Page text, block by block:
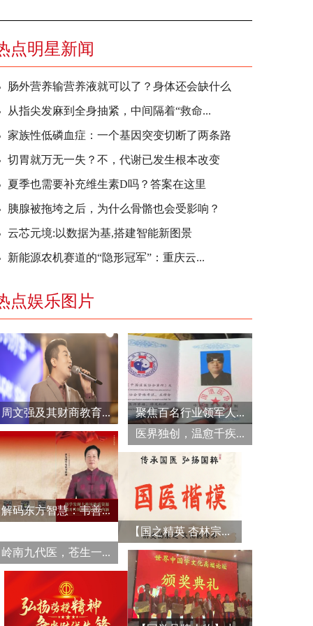
点明星新闻
肠外营养输营养液就可以了？身体还会缺什么
从指尖发麻到全身抽紧，中间隔着“救命...
家族性低磷血症：一个基因突变切断了两条路
切胃就万无一失？不，代谢已发生根本改变
夏季也需要补充维生素D吗？答案在这里
胰腺被拖垮之后，为什么骨骼也会受影响？
云芯元境:以数据为基,搭建智能新图景
新能源农机赛道的“隐形冠军”：重庆云...
点娱乐图片
周文强及其财商教育... 聚焦百名行业领军人...
解码东方智慧：韦善...
医界独创，温愈千疾...
【国之精英 杏林宗...
岭南九代医，苍生一...